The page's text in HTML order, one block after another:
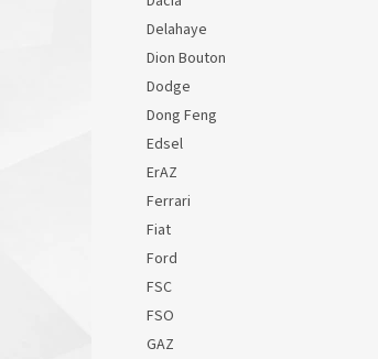
Delahaye
Dion Bouton
Dodge
Dong Feng
Edsel
ErAZ
Ferrari
Fiat
Ford
FSC
FSO
GAZ